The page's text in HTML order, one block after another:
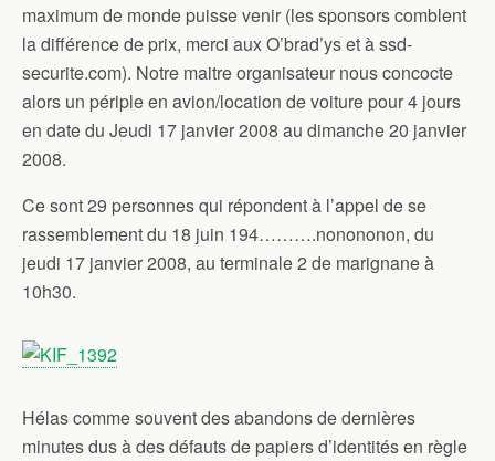
maximum de monde puisse venir (les sponsors comblent
la différence de prix, merci aux O’brad’ys et à ssd-
securite.com). Notre maitre organisateur nous concocte
alors un périple en avion/location de voiture pour 4 jours
en date du Jeudi 17 janvier 2008 au dimanche 20 janvier
2008.
Ce sont 29 personnes qui répondent à l’appel de se
rassemblement du 18 juin 194……….nonononon, du
jeudi 17 janvier 2008, au terminale 2 de marignane à
10h30.
Hélas comme souvent des abandons de dernières
minutes dus à des défauts de papiers d’identités en règle